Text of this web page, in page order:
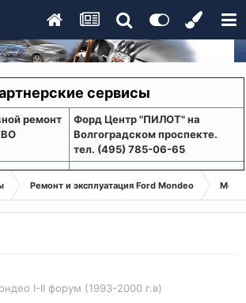
сервисы
ремонт
Форд Центр "ПИЛОТ" на
Волгоградском проспекте.
тел. (495) 785-06-65
Ремонт и эксплуатация Ford Mondeo
I-II форум (1993-2000 г.в)